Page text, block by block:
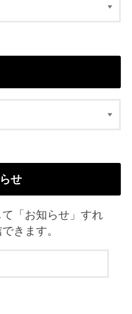
せ
「お知らせ」すれ
きます。